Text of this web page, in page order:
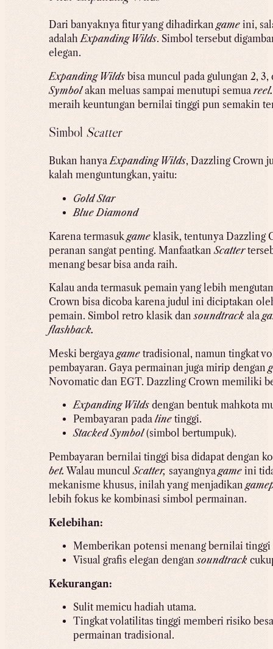
Dari banyaknya fitur yang dihadirkangame ini,
adalahExpanding Wilds. Simbol tersebut
elegan.
Expanding Wilds bisa muncul pada gulungan 2,
Symbolakan meluas sampai menutupi semua reel.
meraih keuntungan bernilai tinggi pun semakin
Simbol Scatter
Bukan hanyaExpanding Wilds, Dazzling Crown
kalah menguntungkan, yaitu:
Gold Star
Blue Diamond
Karena termasuk game klasik, tentunya
peranan sangat penting. Manfaatkan Scatter
menang besar bisa anda raih.
Kalau anda termasuk pemain yang lebih
Crown bisa dicoba karena judul ini diciptakan
pemain. Simbol retro klasik dansoundtrack ala
flashback.
Meski bergaya game tradisional, namun tingkat
pembayaran. Gaya permainan juga mirip dengan
Novomatic dan EGT. Dazzling Crown memiliki
Expanding Wilds dengan bentuk mahkota
Pembayaran pada line tinggi.
Stacked Symbol(simbol bertumpuk).
Pembayaran bernilai tinggi bisa didapat dengan
bet. Walau munculScatter, sayangnyagame ini
mekanisme khusus, inilah yang menjadikan
lebih fokus ke kombinasi simbol permainan.
Kelebihan:
Memberikan potensi menang bernilai tinggi
Visual grafis elegan dengansoundtrack
Kekurangan:
Sulit memicu hadiah utama.
Tingkat volatilitas tinggi memberi risiko
permainan tradisional.